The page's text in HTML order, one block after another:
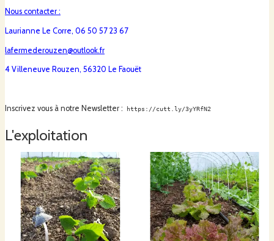
chauffés
âœ“ de petits fruits rouges, à commencer par des fraises,
âœ“ implantation progressive d’un verger d’arbres et arbustes fruitiers.
âœ“ favoriser l‘accueil de la biodiversité, alliée dans la protection des
cultures,
âœ“ sélection de variétés locales ou anciennes, goûteuses et rustiques,
Nous contacter :
Laurianne Le Corre, 06 50 57 23 67
lafermederouzen@outlook.fr
4 Villeneuve Rouzen, 56320 Le Faouët
Inscrivez vous à notre Newsletter : https://cutt.ly/3yYRfN2
L'exploitation